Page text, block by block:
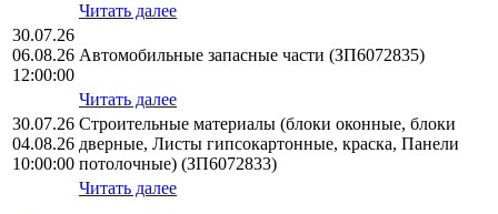
Читать далее
30.07.26
06.08.26
12:00:00
Автомобильные запасные части (ЗП6072835)
Читать далее
30.07.26
04.08.26
10:00:00
Строительные материалы (блоки оконные, блоки
дверные, Листы гипсокартонные, краска, Панели
потолочные) (ЗП6072833)
Читать далее